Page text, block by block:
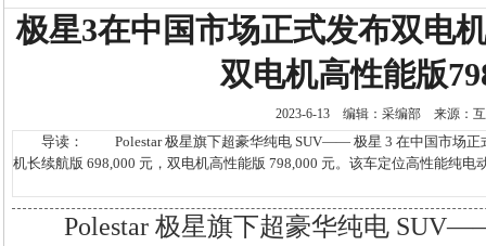
极星3在中国市场正式发布双电
双电机高性能版
2023-6-13 编辑：采编部 来源：
导读： Polestar 极星旗下超豪华纯电 SUV—— 极星 3 在中国市场正式
机长续航版 698,000 元，双电机高性能版 798,000 元。该车定位高性能纯电
Polestar 极星旗下超豪华纯电